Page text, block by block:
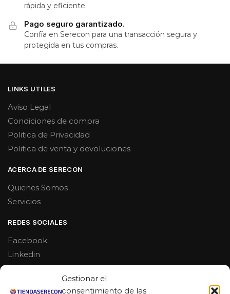
Gestionar el
consentimiento de las
rápida y eficiente.
Pago seguro garantizado.
Confía en Serecon para una transacción segura y
protegida en tus compras.
LINKS UTILES
Aviso Legal
Condiciones de compra
Politica de Privacidad
Politica de venta y devoluciones
ACERCA DE SERECON
Quienes Somos
Servicios
REDES SOCIALES
Facebook
Linkedin
MAS DE 50 RESEÑAS